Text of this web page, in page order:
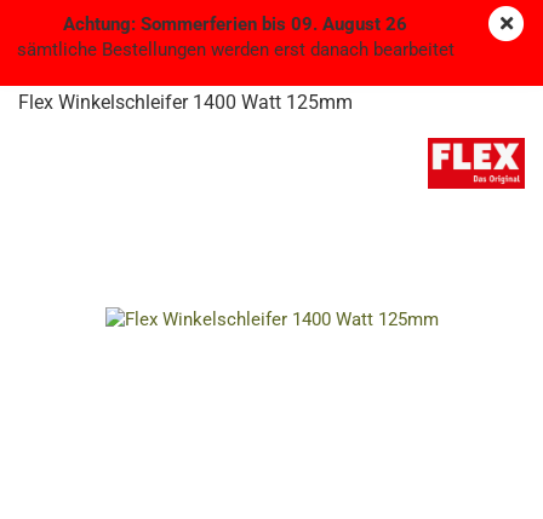
Achtung: Sommerferien bis 09. August 26
sämtliche Bestellungen werden erst danach bearbeitet
Flex Winkelschleifer 1400 Watt 125mm